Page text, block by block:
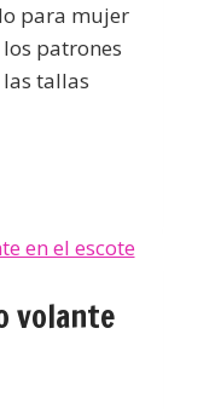
para mujer
patrones
tallas
volante